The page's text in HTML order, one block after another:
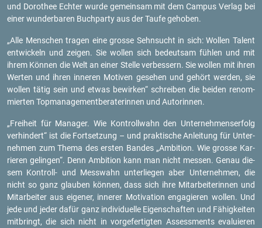
und Do­ro­thee Ech­ter wurde ge­mein­sam mit dem Cam­pus Ver­lag bei
einer wun­der­ba­ren Buch­par­ty aus der Taufe ge­ho­ben.
„Alle Men­schen tra­gen eine gros­se Sehn­sucht in sich: Wol­len Ta­lent
ent­wi­ckeln und zei­gen. Sie wol­len sich be­deut­sam füh­len und mit
ihrem Kön­nen die Welt an einer Stel­le ver­bes­sern. Sie wol­len mit ihren
Wer­ten und ihren in­ne­ren Mo­ti­ven ge­se­hen und ge­hört wer­den, sie
wol­len tätig sein und etwas be­wir­ken“ schrei­ben die bei­den re­nom­
mier­ten Top­ma­nage­ment­be­ra­te­rin­nen und Au­to­rin­nen.
„Frei­heit für Ma­na­ger. Wie Kon­troll­wahn den Un­ter­neh­mens­er­folg
ver­hin­dert“ ist die Fort­set­zung – und prak­ti­sche An­lei­tung für Un­ter­
neh­men zum Thema des ers­ten Ban­des „Am­bi­ti­on. Wie gros­se Kar­
rie­ren ge­lin­gen“. Denn Am­bi­ti­on kann man nicht mes­sen. Genau die­
sem Kon­troll- und Mess­wahn un­ter­lie­gen aber Un­ter­neh­men, die
nicht so ganz glau­ben kön­nen, dass sich ihre Mit­ar­bei­te­rin­nen und
Mit­ar­bei­ter aus ei­ge­ner, in­ne­rer Mo­ti­va­ti­on en­ga­gie­ren wol­len. Und
jede und jeder dafür ganz in­di­vi­du­el­le Ei­gen­schaf­ten und Fä­hig­kei­ten
mit­bringt, die sich nicht in vor­ge­fer­tig­ten As­sess­ments eva­lu­ie­ren